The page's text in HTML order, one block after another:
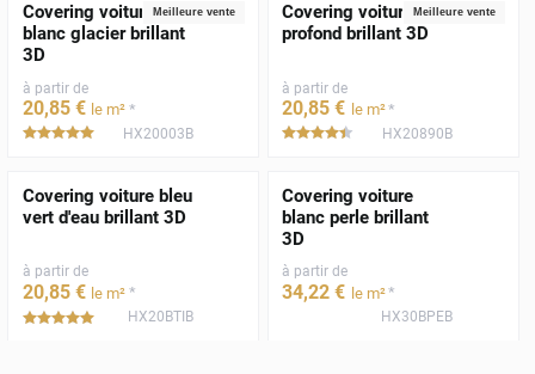
Meilleure vente
Covering voiture
blanc glacier brillant
3D
à partir de
20,85 € le m² *
*****HX20003B
Meilleure vente
Covering voiture noir
profond brillant 3D
à partir de
20,85 € le m²*
***** HX20890B
Covering voiture bleu
vert d'eau brillant 3D
à partir de
20,85 € le m² *
*****HX20BTIB
Covering voiture
blanc perle brillant
3D
à partir de
34,22 € le m²*
HX30BPEB